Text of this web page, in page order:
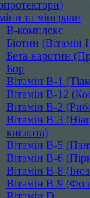
та мінерали
B-комплекс
Біотин (Вітамін
Бета-каротин
Бор
Вітамін B-1
Вітамін B-12
Вітамін B-2
Вітамін B-3
кислота)
Вітамін B-5
Вітамін B-6
Вітамін B-8
Вітамін B-9